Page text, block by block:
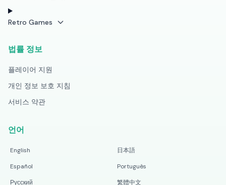
Retro Games
법률 정보
플레이어 지원
개인 정보 보호 지침
서비스 약관
언어
English
日本語
Español
Português
Русский
繁體中文